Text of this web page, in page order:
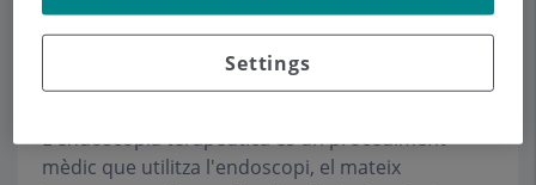
Endoscòpia Terapèutica
L'endoscòpia terapèutica és un procediment
mèdic que utilitza l'endoscopi, el mateix
Settings